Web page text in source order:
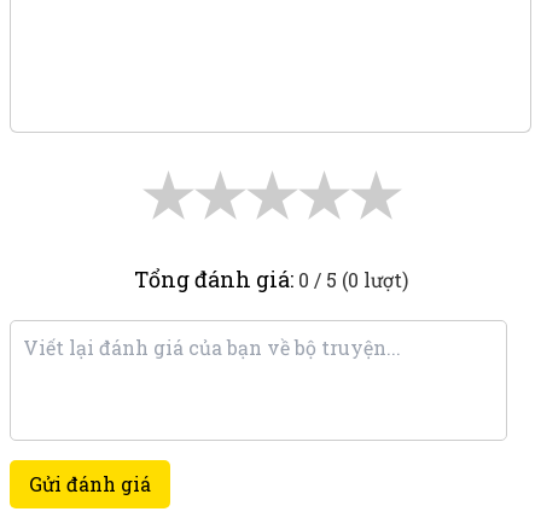
★
★
★
★
★
Tổng đánh giá: 0 / 5 (0 lượt)
Gửi đánh giá